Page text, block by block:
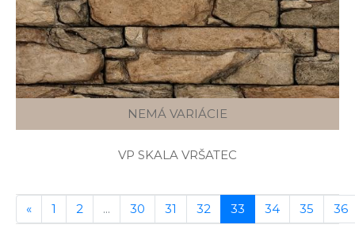
NEMÁ VARIÁCIE
VP SKALA VRŠATEC
« 1 2 ... 30 31 32 33 34 35 36